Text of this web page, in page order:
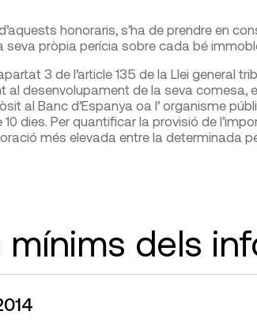
honoraris, s’ha de prendre en
seva pròpia perícia sobre cada bé
3 de l’article 135 de la Llei general
al desenvolupament de la seva comesa,
al Banc d’Espanya oa l’ organisme
dies. Per quantificar la provisió de
més elevada entre la determinada
mínims dels